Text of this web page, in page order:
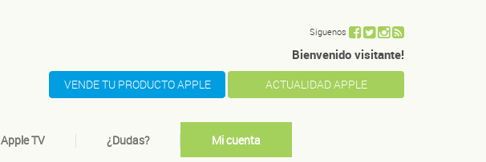
Siguenos
Bienvenido visitante!
VENDE TU PRODUCTO APPLE ACTUALIDAD APPLE
Apple TV ¿Dudas? Mi cuenta